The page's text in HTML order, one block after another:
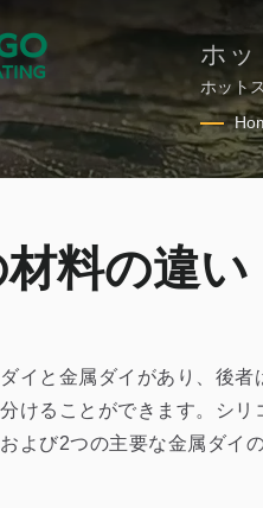
ホ
ダイ
ホット
ンゴム
料の違い
イと金属ダイがあり、後者
けることができます。シリ
よび2つの主要な金属ダイ